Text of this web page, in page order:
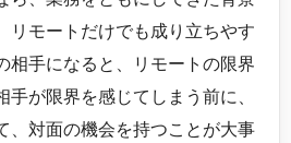
リモートだけでも成り立ちやす
相手になると、リモートの限界
手が限界を感じてしまう前に、
、対面の機会を持つことが大事